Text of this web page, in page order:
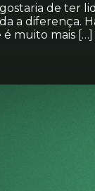
de ter
a diferença.
é muito mais […]